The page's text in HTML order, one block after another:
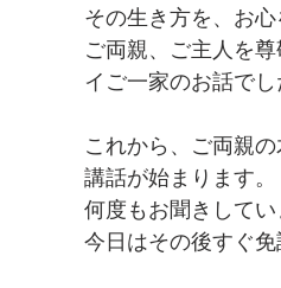
その生き方を、お
ご両親、ご主人を
イご一家のお話で
これから、ご両親
講話が始まります。
何度もお聞きして
今日はその後すぐ